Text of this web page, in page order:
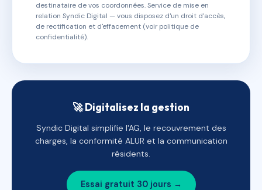
destinataire de vos coordonnées. Service de mise en
relation Syndic Digital — vous disposez d'un droit d'accès,
de rectification et d'effacement (voir politique de
confidentialité).
🚀 Digitalisez la gestion
Syndic Digital simplifie l'AG, le recouvrement des
charges, la conformité ALUR et la communication
résidents.
Essai gratuit 30 jours →